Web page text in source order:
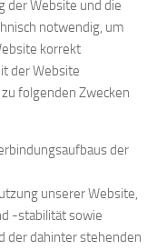
der Website und die
notwendig, um
korrekt
der Website
folgenden Zwecken
der
unserer Website,
-stabilität sowie
der dahinter stehenden